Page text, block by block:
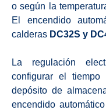
o según la
El encendido
calderas DC32S y
La regulación
configurar el tiempo
depósito de
encendido